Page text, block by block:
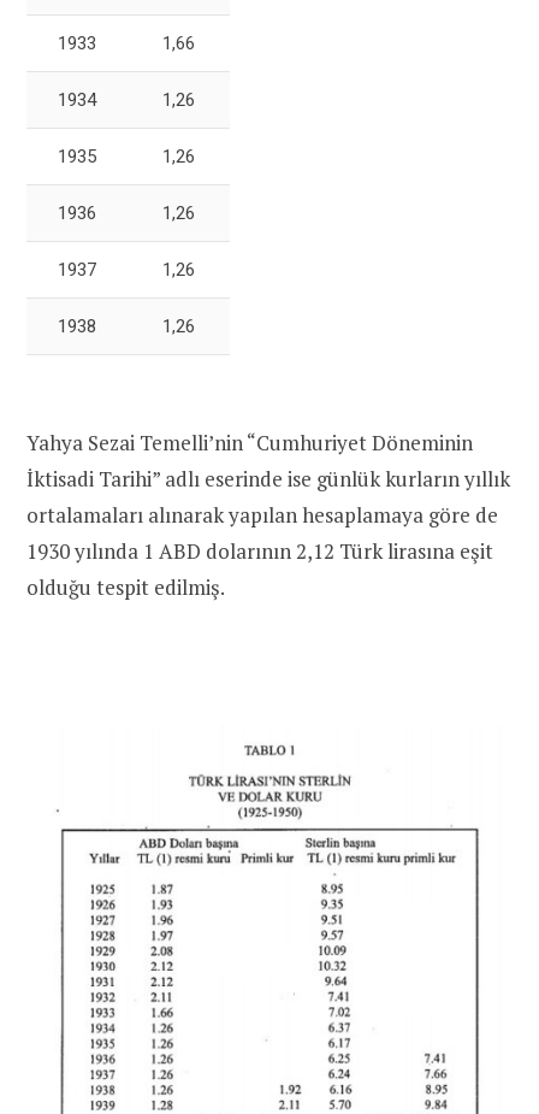
1933 1,66
1934 1,26
1935 1,26
1936 1,26
1937 1,26
1938 1,26
Yahya Sezai Temelli’nin “Cumhuriyet Döneminin
İktisadi Tarihi” adlı eserinde ise günlük kurların yıllık
ortalamaları alınarak yapılan hesaplamaya göre de
1930 yılında 1 ABD dolarının 2,12 Türk lirasına eşit
olduğu tespit edilmiş.